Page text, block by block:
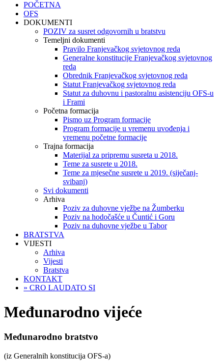
POČETNA
OFS
DOKUMENTI
POZIV za susret odgovornih u bratstvu
Temeljni dokumenti
Pravilo Franjevačkog svjetovnog reda
Generalne konstitucije Franjevačkog svjetovnog
reda
Obrednik Franjevačkog svjetovnog reda
Statut Franjevačkog svjetovnog reda
Statut za duhovnu i pastoralnu asistenciju OFS-u
i Frami
Početna formacija
Pismo uz Program formacije
Program formacije u vremenu uvođenja i
vremenu početne formacije
Trajna formacija
Materijal za pripremu susreta u 2018.
Teme za susrete u 2018.
Teme za mjesečne susrete u 2019. (siječanj-
svibanj)
Svi dokumenti
Arhiva
Poziv za duhovne vježbe na Žumberku
Poziv na hodočašće u Čuntić i Goru
Poziv na duhovne vježbe u Tabor
BRATSTVA
VIJESTI
Arhiva
Vijesti
Bratstva
KONTAKT
» CRO LAUDATO SI
Međunarodno vijeće
Međunarodno bratstvo
(iz Generalnih konstitucija OFS-a)